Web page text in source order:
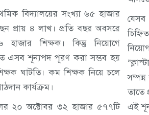
বিদ্যালয়ের সংখ্যা ৬৫ হাজার
প্রায় ৪ লাখ। প্রতি বছর অবসরে
শিক্ষক। কিন্তু নিয়োগে
এসব শূন্যপদ পূরণ করা সম্ভব হয়
ঘাটতি। কম শিক্ষক নিয়ে চলে
কার্যক্রম।
২০ অক্টোবর ৩২ হাজার ৫৭৭টি
তাতে
এই